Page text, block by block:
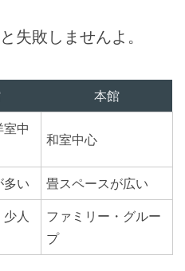
失敗しませんよ。
本館
中
和室中心
多い 畳スペースが広い
少人
ファミリー・グルー
プ